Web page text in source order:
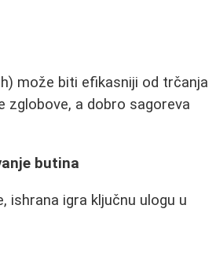
može biti efikasniji od trčanja
zglobove, a dobro sagoreva
butina
ishrana igra ključnu ulogu u